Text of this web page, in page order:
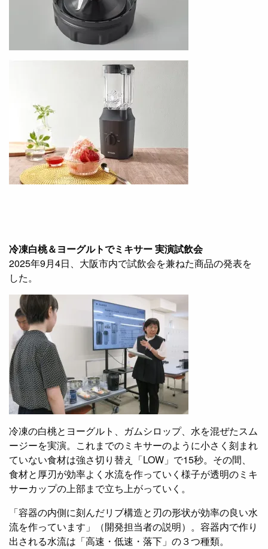
冷凍白桃＆ヨーグルトでミキサー 実演試飲会
2025年9月4日、大阪市内で試飲会を兼ねた商品の発表を
した。
冷凍の白桃とヨーグルト、ガムシロップ、水を混ぜたスム
ージーを実演。これまでのミキサーのように小さく刻まれ
ていない食材は強さ切り替え「LOW」で15秒。その間、
食材と厚刃が効率よく水流を作っていく様子が透明のミキ
サーカップの上部まで立ち上がっていく。
「容器の内側に刻んだリブ構造と刃の形状が効率の良い水
流を作っています」（開発担当者の説明）。容器内で作り
出される水流は「高速・低速・落下」の３つ種類。